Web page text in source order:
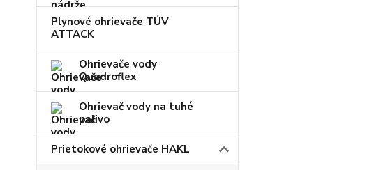
Plynové ohrievače TÚV
ATTACK
Ohrievače vody
Quadroflex
Ohrievač vody na tuhé
palivo
Prietokové ohrievače HAKL